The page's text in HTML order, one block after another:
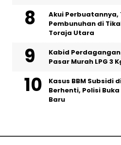
Akui Perbuatannya,
Pembunuhan di
Toraja Utara
Kabid
Pasar Murah LPG 3
Kasus BBM Subsidi
Berhenti, Polisi
Baru